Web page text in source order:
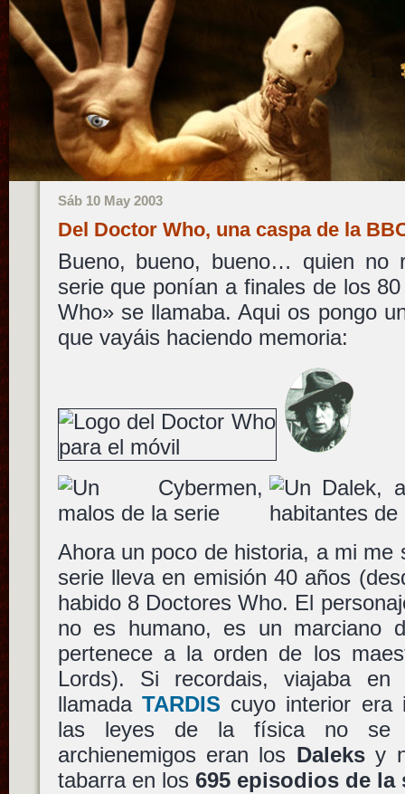
Sáb 10 May 2003
Del Doctor Who, una caspa de la
Bueno, bueno, bueno… quien no
serie que ponían a finales de los
Who» se llamaba. Aqui os pongo
que vayáis haciendo memoria:
Ahora un poco de historia, a mi me
serie lleva en emisión 40 años
habido 8 Doctores Who. El
no es humano, es un marciano
pertenece a la orden de los
Lords). Si recordais, viajaba en
llamada TARDIS cuyo interior era
las leyes de la física no se
archienemigos eran los Daleksy
tabarra en los 695 episodios de la